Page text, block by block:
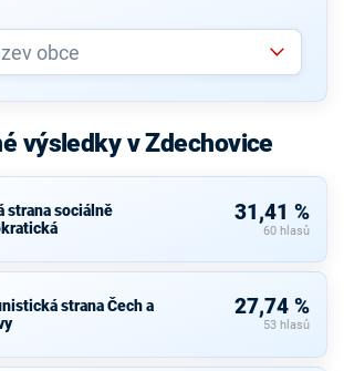
výsledky v Zdechovice
strana sociálně
31,41 %
60 hlasů
strana Čech a
27,74 %
53 hlasů